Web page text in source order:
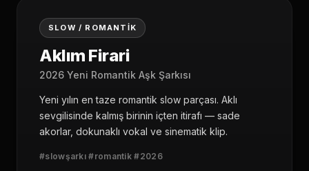
01SLOW / ROMANTIK
Aklım Firari
2026 Yeni Romantik Aşk Şarkısı
Yeni yılın en taze romantik slow parçası. Aklı
sevgilisinde kalmış birinin içten itirafı — sade
akorlar, dokunaklı vokal ve sinematik klip.
#slowşarkı #romantik #2026